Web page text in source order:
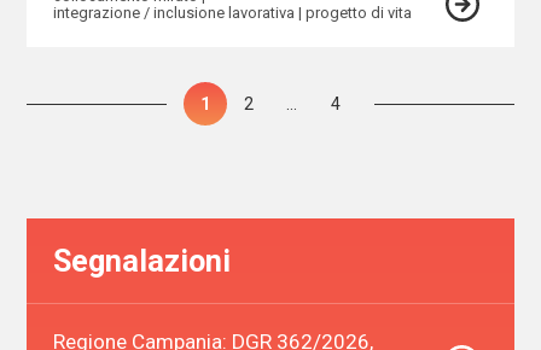
integrazione / inclusione lavorativa
progetto di vita
Paginazione
Pagina
1 Pagina
2 Pagina
4
Segnalazioni
Regione Campania: DGR 362/2026,